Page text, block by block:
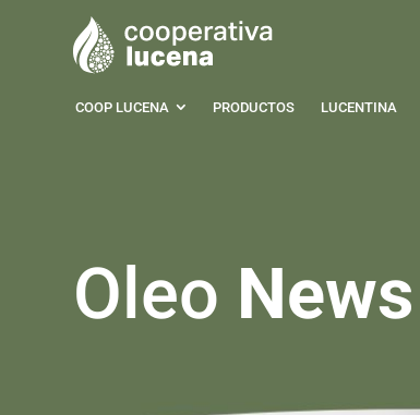
COOP LUCENA PRODUCTOS LUCENTINA
Oleo News